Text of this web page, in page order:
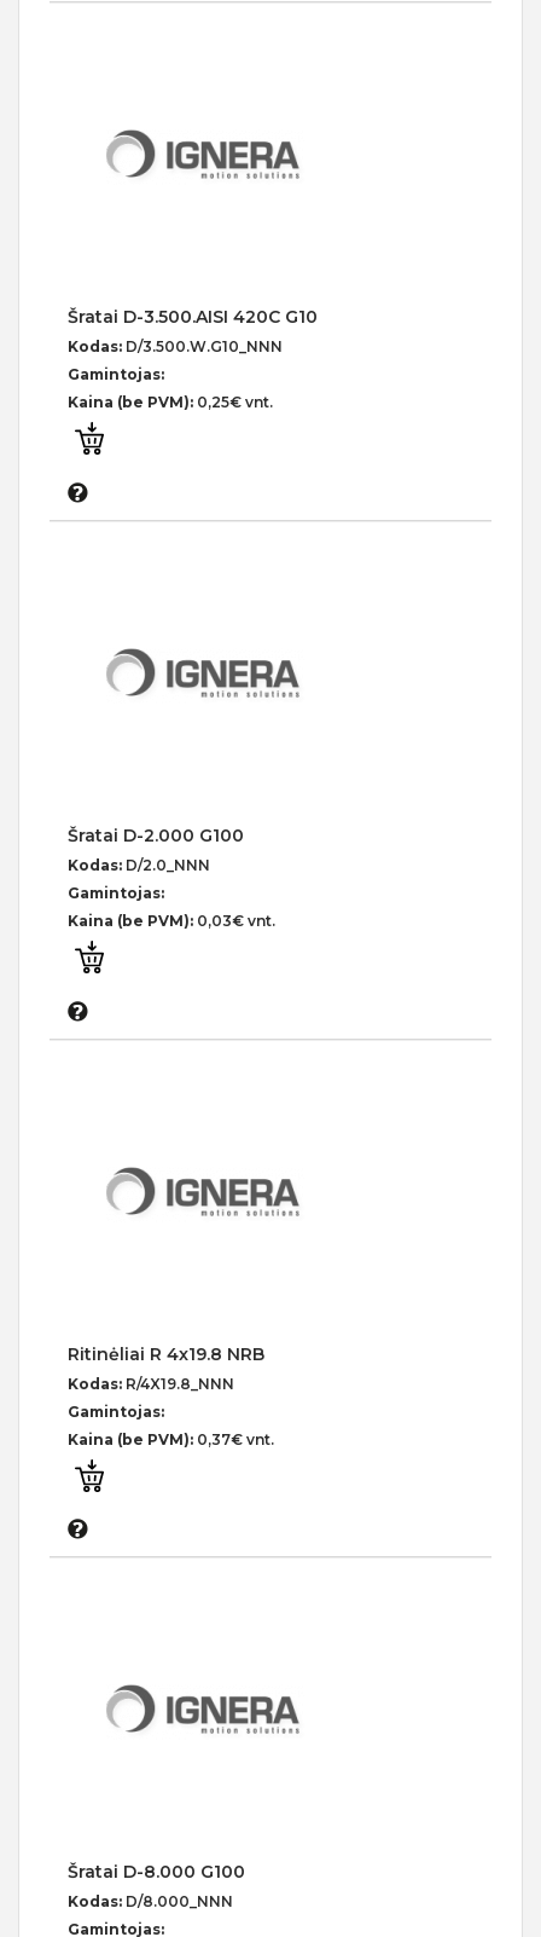
Šratai D-3.500.AISI 420C G10
Kodas: D/3.500.W.G10_NNN
Gamintojas:
Kaina (be PVM): 0,25€ vnt.
Šratai D-2.000 G100
Kodas: D/2.0_NNN
Gamintojas:
Kaina (be PVM): 0,03€ vnt.
Ritinėliai R 4x19.8 NRB
Kodas: R/4X19.8_NNN
Gamintojas:
Kaina (be PVM): 0,37€ vnt.
Šratai D-8.000 G100
Kodas: D/8.000_NNN
Gamintojas: